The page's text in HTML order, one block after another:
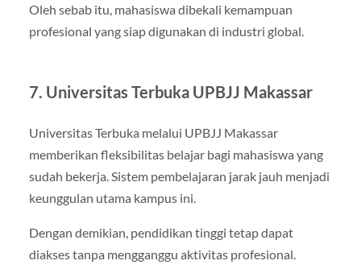
Oleh sebab itu, mahasiswa dibekali kemampuan
profesional yang siap digunakan di industri global.
7. Universitas Terbuka UPBJJ Makassar
Universitas Terbuka melalui UPBJJ Makassar
memberikan fleksibilitas belajar bagi mahasiswa yang
sudah bekerja. Sistem pembelajaran jarak jauh menjadi
keunggulan utama kampus ini.
Dengan demikian, pendidikan tinggi tetap dapat
diakses tanpa mengganggu aktivitas profesional.